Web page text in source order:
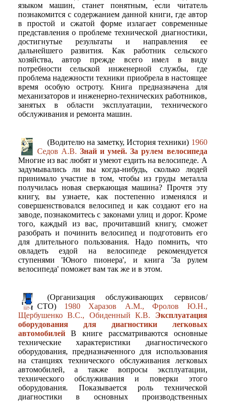
языком машин, станет понятным, если читатель
познакомится с содержанием данной книги, где автор
в простой и сжатой форме излагает современные
представления о проблеме технической диагностики,
достигнутые результаты и направления ее
дальнейшего развития. Как работник сельского
хозяйства, автор прежде всего имел в виду
потребности сельской инженерной службы, где
проблема надежности техники приобрела в настоящее
время особую остроту. Книга предназначена для
механизаторов и инженерно-технических работников,
занятых в области эксплуатации, технического
обслуживания и ремонта машин.
(Водителю на заметку, История техники) 1960
Седов А.В. Знай и умей. За рулем велосипеда
Многие из вас любят и умеют ездить на велосипеде. А
задумывались ли вы когда-нибудь, сколько людей
принимало участие в том, чтобы из груды металла
получилась новая сверкающая машина? Прочтя эту
книгу, вы узнаете, как постепенно изменялся и
совершенствовался велосипед и как создают его на
заводе, познакомитесь с законами улиц и дорог. Кроме
того, каждый из вас, прочитавший книгу, сможет
разобрать и починить велосипед и подготовить его
для длительного пользования. Надо помнить, что
овладеть ездой на велосипеде рекомендуется
ступенями 'Юного пионера', и книга 'За рулем
велосипеда' поможет вам так же и в этом.
(Организация обслуживающих сервисов/
СТО) 1980 Харазов А.М., Фролов Ю.Н.,
Щербушенко В.С., Обиденный К.В. Эксплуатация
оборудования для диагностики легковых
автомобилейВ книге рассматриваются основные
технические характеристики диагностического
оборудования, предназначенного для использования
на станциях технического обслуживания легковых
автомобилей, а также вопросы эксплуатации,
технического обслуживания и поверки этого
оборудования. Показывается роль технической
диагностики в основных производственных